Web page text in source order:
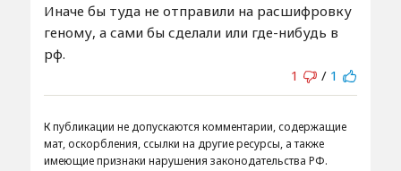
Иначе бы туда не отправили на расшифровку
геному, а сами бы сделали или где-нибудь в
рф.
1
/ 1
К публикации не допускаются комментарии, содержащие
мат, оскорбления, ссылки на другие ресурсы, а также
имеющие признаки нарушения законодательства РФ.